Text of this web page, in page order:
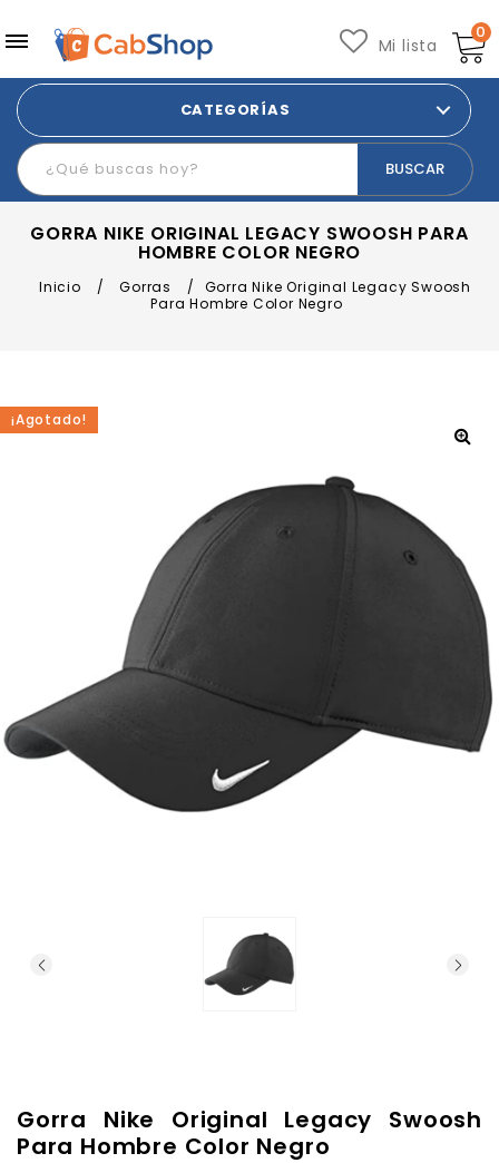
0
Mi lista
CATEGORÍAS
GORRA NIKE ORIGINAL LEGACY SWOOSH PARA
HOMBRE COLOR NEGRO
Inicio / Gorras /
Gorra Nike Original Legacy Swoosh
Para Hombre Color Negro
¡Agotado!
Gorra Nike Original Legacy Swoosh
Para Hombre Color Negro